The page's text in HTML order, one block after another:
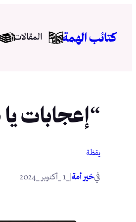
المحتوىكتائب الهمة المقالات
“إعجابات
يقظة
فيخير أمة